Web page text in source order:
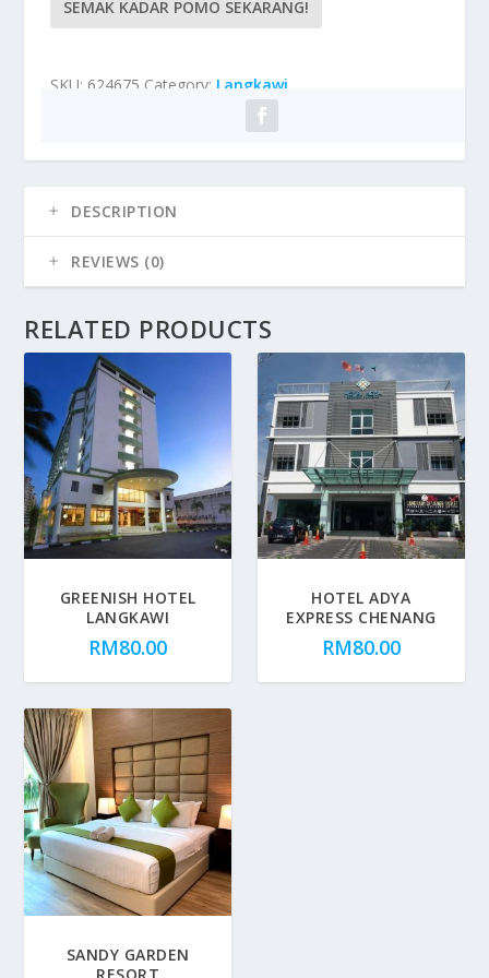
SEMAK KADAR POMO SEKARANG!
SKU: 624675 Category: Langkawi
DESCRIPTION
REVIEWS (0)
RELATED PRODUCTS
GREENISH HOTEL
LANGKAWI
RM80.00
HOTEL ADYA
EXPRESS CHENANG
RM80.00
SANDY GARDEN